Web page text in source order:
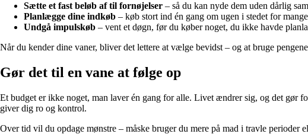
Sætte et fast beløb af til fornøjelser – så du kan nyde dem uden dårlig
Planlægge dine indkøb – køb stort ind én gang om ugen i stedet for
Undgå impulskøb – vent et døgn, før du køber noget, du ikke havde
Når du kender dine vaner, bliver det lettere at vælge bevidst – og at bruge
Gør det til en vane at følge op
Et budget er ikke noget, man laver én gang for alle. Livet ændrer sig, og det gør
giver dig ro og kontrol.
Over tid vil du opdage mønstre – måske bruger du mere på mad i travle perioder